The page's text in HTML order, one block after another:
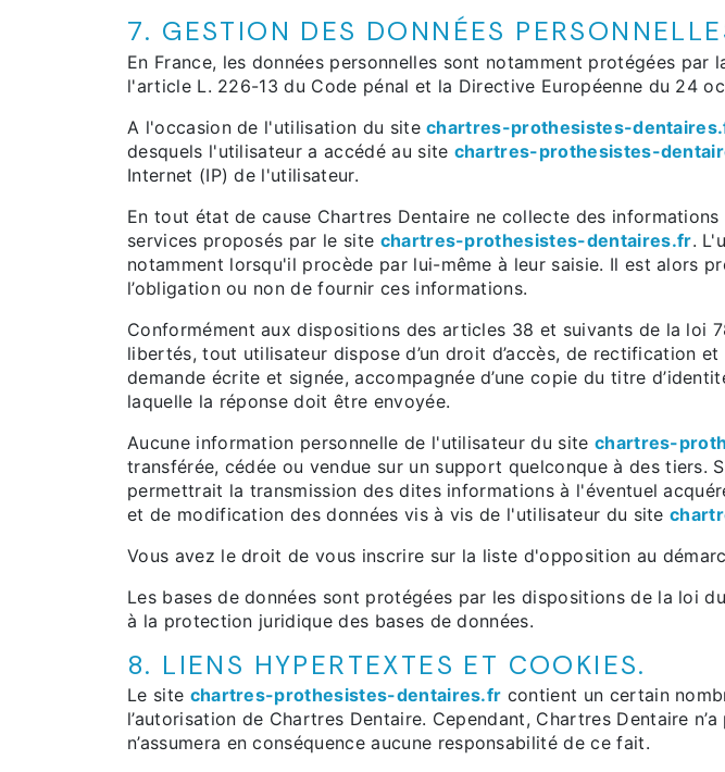
7. GESTION DES DONNÉES
En France, les données personnelles sont notamment protégées
l'article L. 226-13 du Code pénal et la Directive Européenne du 24
A l'occasion de l'utilisation du sitechartres-prothesistes-
desquels l'utilisateur a accédé au site chartres-prothesistes-
Internet (IP) de l'utilisateur.
En tout état de cause Chartres Dentaire ne collecte des
services proposés par le site chartres-prothesistes-dentaires.fr.
notamment lorsqu'il procède par lui-même à leur saisie. Il est alors
l’obligation ou non de fournir ces informations.
Conformément aux dispositions des articles 38 et suivants de la loi
libertés, tout utilisateur dispose d’un droit d’accès, de rectification
demande écrite et signée, accompagnée d’une copie du titre
laquelle la réponse doit être envoyée.
Aucune information personnelle de l'utilisateur du site chartres-
transférée, cédée ou vendue sur un support quelconque à des
permettrait la transmission des dites informations à l'éventuel
et de modification des données vis à vis de l'utilisateur du site
Vous avez le droit de vous inscrire sur la liste d'opposition au
Les bases de données sont protégées par les dispositions de la loi
à la protection juridique des bases de données.
8. LIENS HYPERTEXTES ET COOKIES.
Le site chartres-prothesistes-dentaires.fr contient un certain
l’autorisation de Chartres Dentaire. Cependant, Chartres Dentaire
n’assumera en conséquence aucune responsabilité de ce fait.